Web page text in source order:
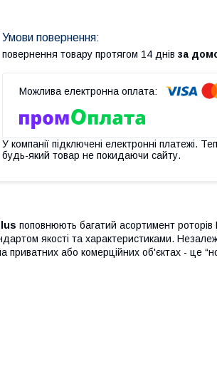
повернення товару протягом 14 днів за
У компанії підключені електронні платежі.
будь-який товар не покидаючи сайту.
поповнюють багатий асортимент роторів
якості та характеристиками.
приватних або комерційних об'єктах - це